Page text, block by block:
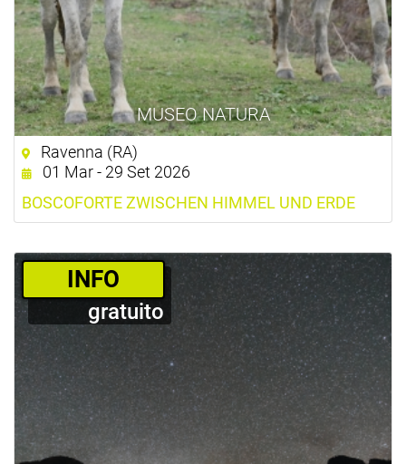
MUSEO NATURA
Ravenna (RA)
01 Mar - 29 Set 2026
BOSCOFORTE ZWISCHEN HIMMEL UND ERDE
­INFO
gratuito